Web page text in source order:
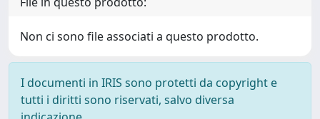
Non ci sono file associati a questo prodotto.
I documenti in IRIS sono protetti da copyright e
tutti i diritti sono riservati, salvo diversa